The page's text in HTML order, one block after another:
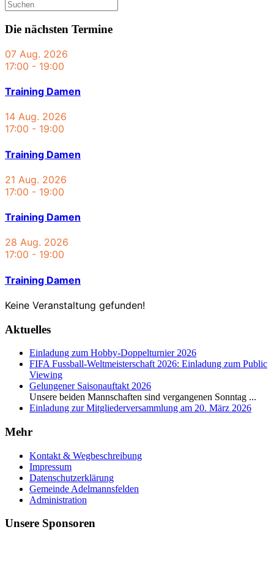
Die nächsten Termine
07 Aug. 2026
17:00 - 19:00
Training Damen
14 Aug. 2026
17:00 - 19:00
Training Damen
21 Aug. 2026
17:00 - 19:00
Training Damen
28 Aug. 2026
17:00 - 19:00
Training Damen
Keine Veranstaltung gefunden!
Aktuelles
Einladung zum Hobby-Doppelturnier 2026
FIFA Fussball-Weltmeisterschaft 2026: Einladung zum Public
Viewing
Gelungener Saisonauftakt 2026
Unsere beiden Mannschaften sind vergangenen Sonntag ...
Einladung zur Mitgliederversammlung am 20. März 2026
Mehr
Kontakt & Wegbeschreibung
Impressum
Datenschutzerklärung
Gemeinde Adelmannsfelden
Administration
Unsere Sponsoren